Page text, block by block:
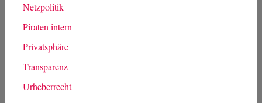
Netzpolitik
Piraten intern
Privatsphäre
Transparenz
Urheberrecht